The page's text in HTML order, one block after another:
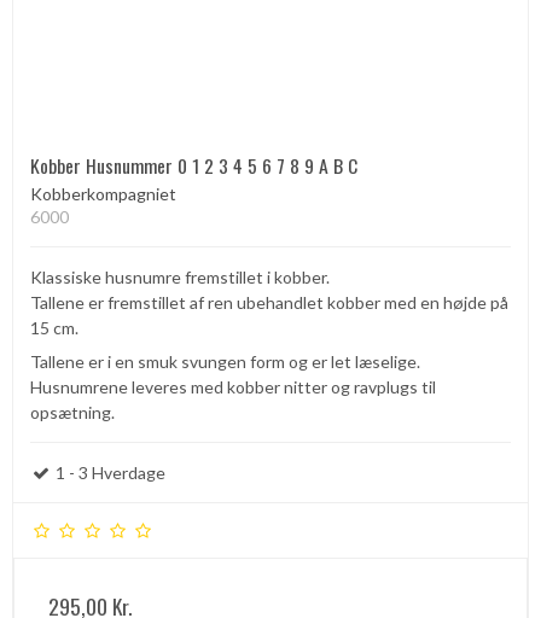
Kobber Husnummer 0 1 2 3 4 5 6 7 8 9 A B C
Kobberkompagniet
6000
Klassiske husnumre fremstillet i kobber.
Tallene er fremstillet af ren ubehandlet kobber med en højde på
15 cm.
Tallene er i en smuk svungen form og er let læselige.
Husnumrene leveres med kobber nitter og ravplugs til
opsætning.
1 - 3 Hverdage
295,00 Kr.